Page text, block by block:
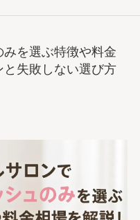
を選ぶ特徴や料金
失敗しない選び方